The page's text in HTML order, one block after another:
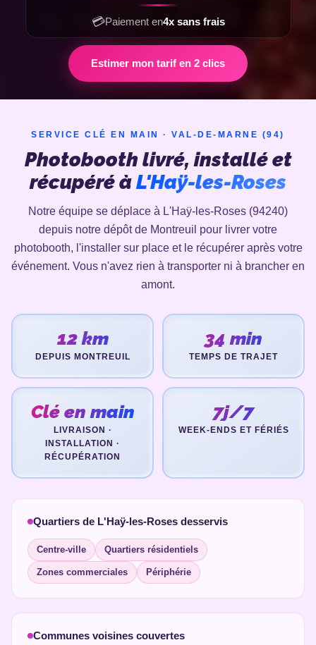
💳Paiement en4x sans frais
Estimer mon tarif en 2 clics
SERVICE CLÉ EN MAIN · VAL-DE-MARNE (94)
Photobooth livré, installé et
récupéré àL'Haÿ-les-Roses
Notre équipe se déplace à L'Haÿ-les-Roses (94240)
depuis notre dépôt de Montreuil pour livrer votre
photobooth, l'installer sur place et le récupérer après votre
événement. Vous n'avez rien à transporter ni à brancher en
amont.
12 km
DEPUIS MONTREUIL
34 min
TEMPS DE TRAJET
Clé en main
LIVRAISON ·
INSTALLATION ·
RÉCUPÉRATION
7j/7
WEEK-ENDS ET FÉRIÉS
Quartiers de L'Haÿ-les-Roses desservis
Centre-ville Quartiers résidentiels
Zones commerciales Périphérie
Communes voisines couvertes